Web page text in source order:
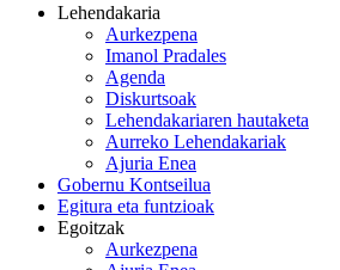
Lehendakaria
Aurkezpena
Imanol Pradales
Agenda
Diskurtsoak
Lehendakariaren hautaketa
Aurreko Lehendakariak
Ajuria Enea
Gobernu Kontseilua
Egitura eta funtzioak
Egoitzak
Aurkezpena